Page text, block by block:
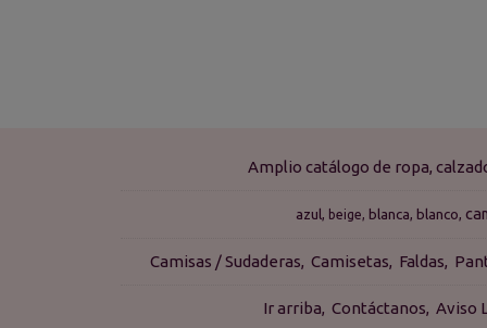
Amplio catálogo de ropa,
azul beige blanca blanco
Camisas / Sudaderas Camisetas Faldas
Ir arriba Contáctanos Aviso